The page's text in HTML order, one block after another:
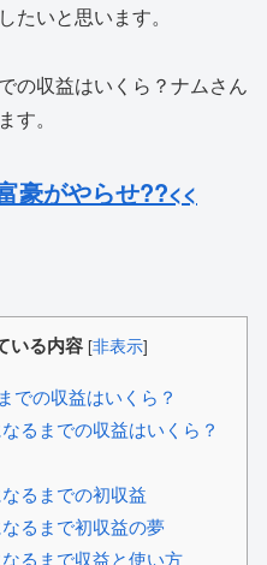
たいと思います。
の収益はいくら？ナムさん
す。
豪がやらせ??<<
いる内容 [非表示]
での収益はいくら？
るまでの収益はいくら？
るまでの初収益
るまで初収益の夢
るまで収益と使い方